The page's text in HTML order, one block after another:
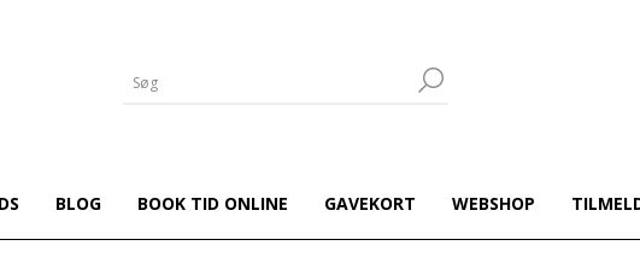
BLOG BOOK TID ONLINE GAVEKORT WEBSHOP